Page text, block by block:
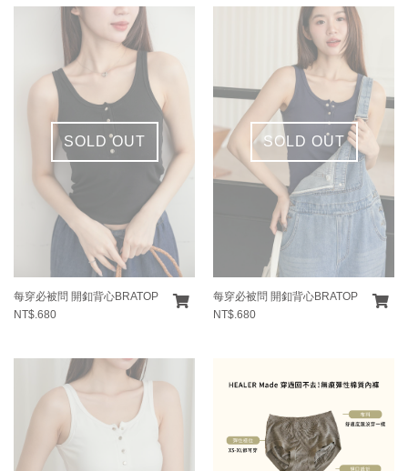
SOLD OUT
每穿必被問 開釦背心BRATOP
NT$.680
SOLD OUT
每穿必被問 開釦背心BRATOP
NT$.680